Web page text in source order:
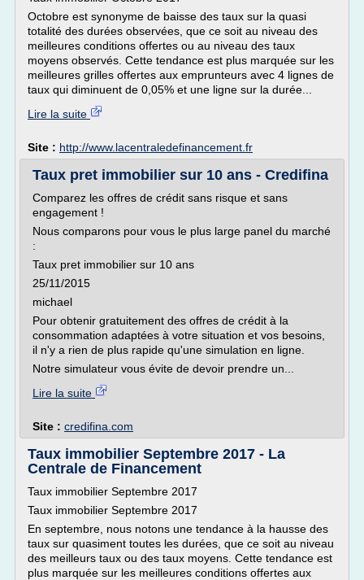
Octobre est synonyme de baisse des taux sur la quasi
totalité des durées observées, que ce soit au niveau des
meilleures conditions offertes ou au niveau des taux
moyens observés. Cette tendance est plus marquée sur les
meilleures grilles offertes aux emprunteurs avec 4 lignes de
taux qui diminuent de 0,05% et une ligne sur la durée...
Lire la suite
Site : http://www.lacentraledefinancement.fr
Taux pret immobilier sur 10 ans - Credifina
Comparez les offres de crédit sans risque et sans
engagement !
Nous comparons pour vous le plus large panel du marché
:
Taux pret immobilier sur 10 ans
25/11/2015
michael
Pour obtenir gratuitement des offres de crédit à la
consommation adaptées à votre situation et vos besoins,
il n'y a rien de plus rapide qu'une simulation en ligne.
Notre simulateur vous évite de devoir prendre un...
Lire la suite
Site : credifina.com
Taux immobilier Septembre 2017 - La
Centrale de Financement
Taux immobilier Septembre 2017
Taux immobilier Septembre 2017
En septembre, nous notons une tendance à la hausse des
taux sur quasiment toutes les durées, que ce soit au niveau
des meilleurs taux ou des taux moyens. Cette tendance est
plus marquée sur les meilleures conditions offertes aux